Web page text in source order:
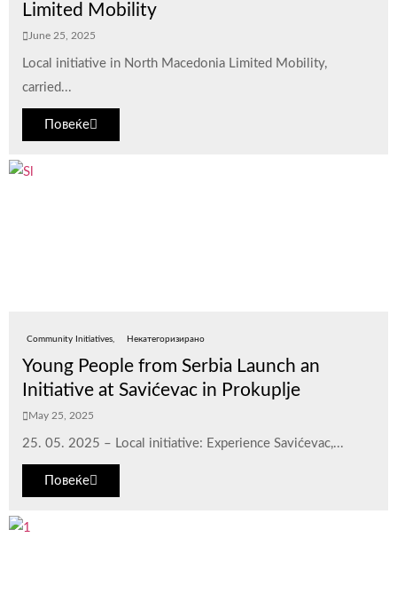
Limited Mobility
June 25, 2025
Local initiative in North Macedonia Limited Mobility,
carried...
Повеќе
Community Initiatives Некатегоризирано
Young People from Serbia Launch an
Initiative at Savićevac in Prokuplje
May 25, 2025
25. 05. 2025 – Local initiative: Experience Savićevac,...
Повеќе